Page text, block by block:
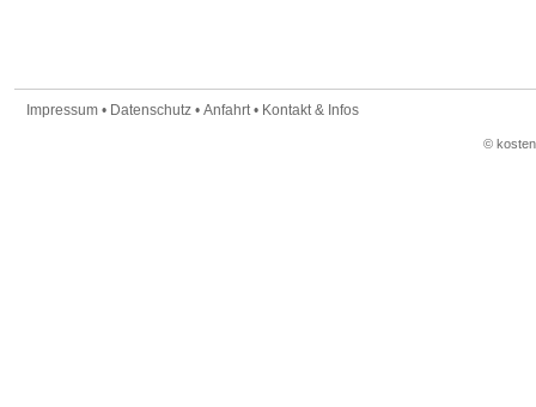
Impressum • Datenschutz • Anfahrt• Kontakt & Infos
©